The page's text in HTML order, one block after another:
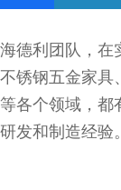
海德利团队，在
不锈钢五金家具
等各个领域，都
研发和制造经验。